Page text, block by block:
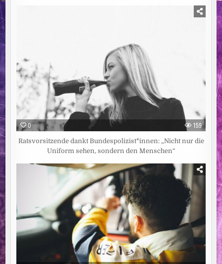
0 159
Ratsvorsitzende dankt Bundespolizist*innen: „Nicht nur die
Uniform sehen, sondern den Menschen“